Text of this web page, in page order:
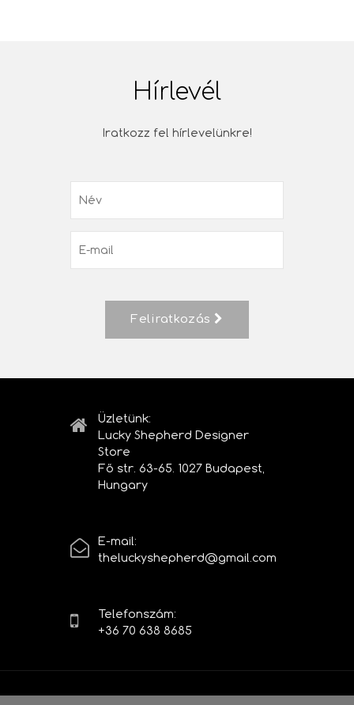
Hírlevél
Iratkozz fel hírlevelünkre!
Feliratkozás
Üzletünk:
Lucky Shepherd Designer
Store
Fő str. 63-65. 1027 Budapest,
Hungary
E-mail:
theluckyshepherd@gmail.com
Telefonszám:
+36 70 638 8685